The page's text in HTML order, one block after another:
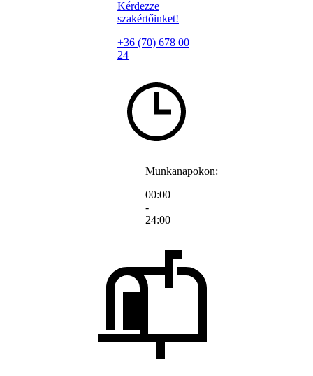
Kérdezze
szakértőinket!
+36 (70) 678 00
24
Munkanapokon:
00:00
-
24:00